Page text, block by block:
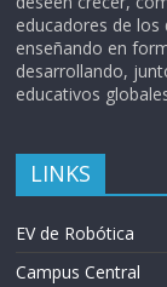
educadores de
enseñando en
desarrollando,
educativos
LINKS
EV de Robótica
Campus Central